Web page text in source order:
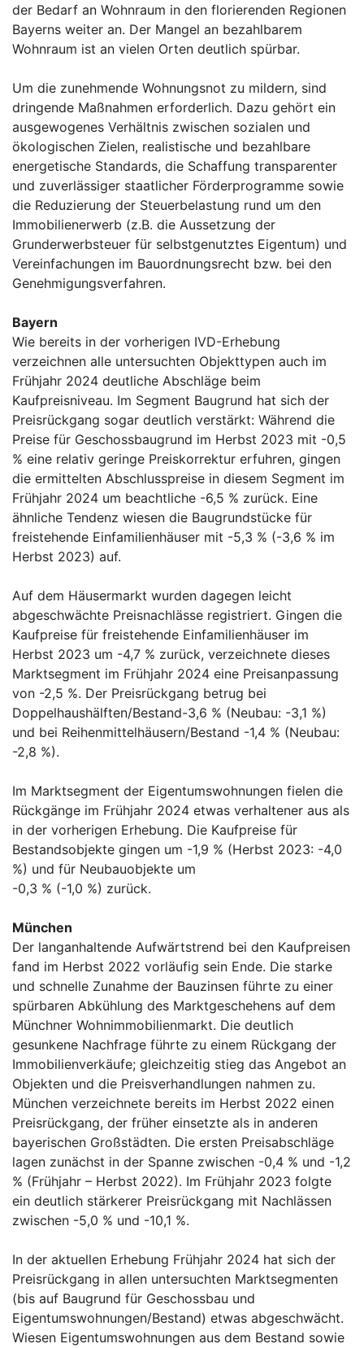
der Bedarf an Wohnraum in den florierenden Regionen
Bayerns weiter an. Der Mangel an bezahlbarem
Wohnraum ist an vielen Orten deutlich spürbar.
Um die zunehmende Wohnungsnot zu mildern, sind
dringende Maßnahmen erforderlich. Dazu gehört ein
ausgewogenes Verhältnis zwischen sozialen und
ökologischen Zielen, realistische und bezahlbare
energetische Standards, die Schaffung transparenter
und zuverlässiger staatlicher Förderprogramme sowie
die Reduzierung der Steuerbelastung rund um den
Immobilienerwerb (z.B. die Aussetzung der
Grunderwerbsteuer für selbstgenutztes Eigentum) und
Vereinfachungen im Bauordnungsrecht bzw. bei den
Genehmigungsverfahren.
Bayern
Wie bereits in der vorherigen IVD-Erhebung
verzeichnen alle untersuchten Objekttypen auch im
Frühjahr 2024 deutliche Abschläge beim
Kaufpreisniveau. Im Segment Baugrund hat sich der
Preisrückgang sogar deutlich verstärkt: Während die
Preise für Geschossbaugrund im Herbst 2023 mit -0,5
% eine relativ geringe Preiskorrektur erfuhren, gingen
die ermittelten Abschlusspreise in diesem Segment im
Frühjahr 2024 um beachtliche -6,5 % zurück. Eine
ähnliche Tendenz wiesen die Baugrundstücke für
freistehende Einfamilienhäuser mit -5,3 % (-3,6 % im
Herbst 2023) auf.
Auf dem Häusermarkt wurden dagegen leicht
abgeschwächte Preisnachlässe registriert. Gingen die
Kaufpreise für freistehende Einfamilienhäuser im
Herbst 2023 um -4,7 % zurück, verzeichnete dieses
Marktsegment im Frühjahr 2024 eine Preisanpassung
von -2,5 %. Der Preisrückgang betrug bei
Doppelhaushälften/Bestand-3,6 % (Neubau: -3,1 %)
und bei Reihenmittelhäusern/Bestand -1,4 % (Neubau:
-2,8 %).
Im Marktsegment der Eigentumswohnungen fielen die
Rückgänge im Frühjahr 2024 etwas verhaltener aus als
in der vorherigen Erhebung. Die Kaufpreise für
Bestandsobjekte gingen um -1,9 % (Herbst 2023: -4,0
%) und für Neubauobjekte um
-0,3 % (-1,0 %) zurück.
München
Der langanhaltende Aufwärtstrend bei den Kaufpreisen
fand im Herbst 2022 vorläufig sein Ende. Die starke
und schnelle Zunahme der Bauzinsen führte zu einer
spürbaren Abkühlung des Marktgeschehens auf dem
Münchner Wohnimmobilienmarkt. Die deutlich
gesunkene Nachfrage führte zu einem Rückgang der
Immobilienverkäufe; gleichzeitig stieg das Angebot an
Objekten und die Preisverhandlungen nahmen zu.
München verzeichnete bereits im Herbst 2022 einen
Preisrückgang, der früher einsetzte als in anderen
bayerischen Großstädten. Die ersten Preisabschläge
lagen zunächst in der Spanne zwischen -0,4 % und -1,2
% (Frühjahr – Herbst 2022). Im Frühjahr 2023 folgte
ein deutlich stärkerer Preisrückgang mit Nachlässen
zwischen -5,0 % und -10,1 %.
In der aktuellen Erhebung Frühjahr 2024 hat sich der
Preisrückgang in allen untersuchten Marktsegmenten
(bis auf Baugrund für Geschossbau und
Eigentumswohnungen/Bestand) etwas abgeschwächt.
Wiesen Eigentumswohnungen aus dem Bestand sowie